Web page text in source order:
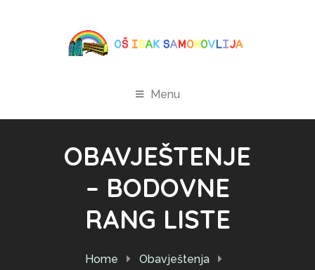
Menu
OBAVJEŠTENJE
– BODOVNE
RANG LISTE
Home
Obavještenja